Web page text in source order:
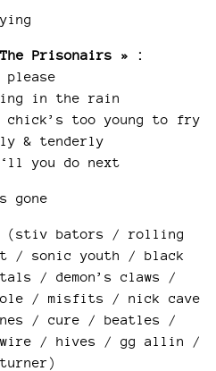
The Prisonairs » :
please
in the rain
chick’s too young to fry
& tenderly
you do next
gone
» (stiv bators / rolling
/ sonic youth / black
/ demon’s claws /
/ misfits / nick cave
/ cure / beatles /
wire / hives / gg allin /